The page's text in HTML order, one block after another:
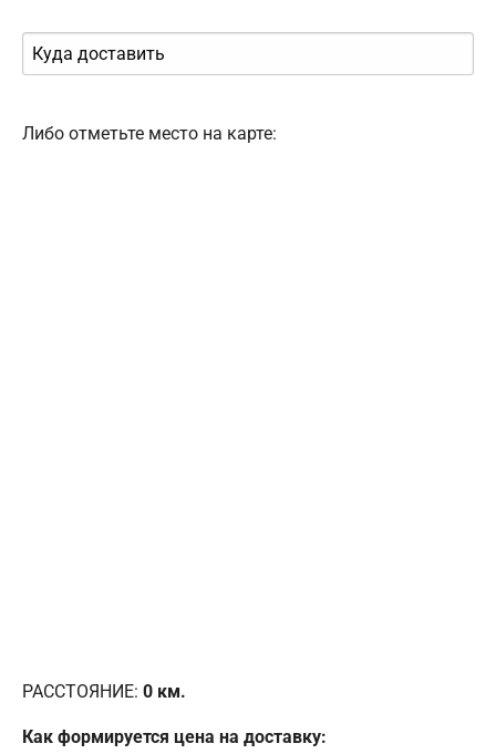
Либо отметьте место на карте:
РАССТОЯНИЕ: 0 км.
Как формируется цена на доставку: